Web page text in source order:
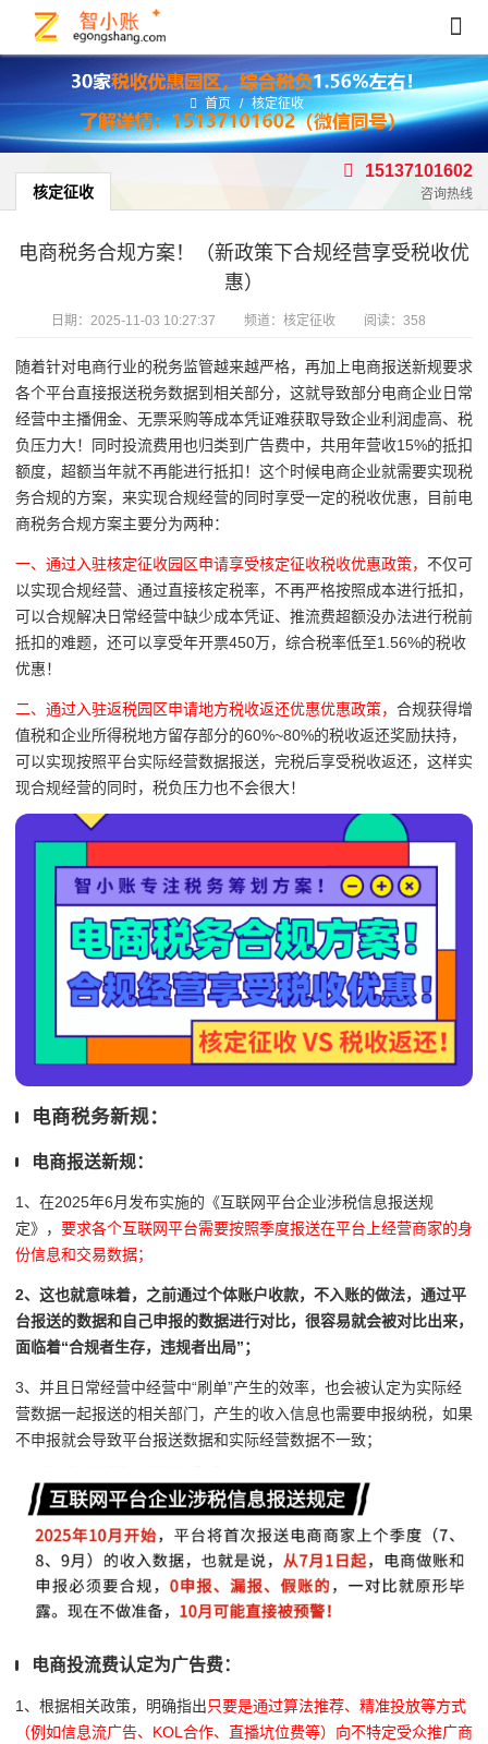
首页 / 核定征收
核定征收
15137101602
咨询热线
电商税务合规方案！（新政策下合规经营享受税收优
惠）
日期： 2025-11-03 10:27:37 频道： 核定征收 阅读：358
随着针对电商行业的税务监管越来越严格，再加上电商报送新规要求
各个平台直接报送税务数据到相关部分，这就导致部分电商企业日常
经营中主播佣金、无票采购等成本凭证难获取导致企业利润虚高、税
负压力大！同时投流费用也归类到广告费中，共用年营收15%的抵扣
额度，超额当年就不再能进行抵扣！这个时候电商企业就需要实现税
务合规的方案，来实现合规经营的同时享受一定的税收优惠，目前电
商税务合规方案主要分为两种：
一、通过入驻核定征收园区申请享受核定征收税收优惠政策， 不仅可
以实现合规经营、通过直接核定税率，不再严格按照成本进行抵扣，
可以合规解决日常经营中缺少成本凭证、推流费超额没办法进行税前
抵扣的难题，还可以享受年开票450万，综合税率低至1.56%的税收
优惠！
二、通过入驻返税园区申请地方税收返还优惠优惠政策， 合规获得增
值税和企业所得税地方留存部分的60%~80%的税收返还奖励扶持，
可以实现按照平台实际经营数据报送，完税后享受税收返还，这样实
现合规经营的同时，税负压力也不会很大！
电商税务新规：
电商报送新规：
1、在2025年6月发布实施的 《互联网平台企业涉税信息报送规
定》， 要求各个互联网平台需要按照季度报送在平台上经营商家的身
份信息和交易数据；
2、这也就意味着，之前通过个体账户收款，不入账的做法，通过平
台报送的数据和自己申报的数据进行对比，很容易就会被对比出来，
面临着“合规者生存，违规者出局”；
3、并且日常经营中经营中“刷单”产生的效率，也会被认定为实际经
营数据一起报送的相关部门，产生的收入信息也需要申报纳税，如果
不申报就会导致平台报送数据和实际经营数据不一致；
电商投流费认定为广告费：
1、根据相关政策，明确指出只要是通过算法推荐、精准投放等方式
（例如信息流广告、KOL合作、直播坑位费等）向不特定受众推广商